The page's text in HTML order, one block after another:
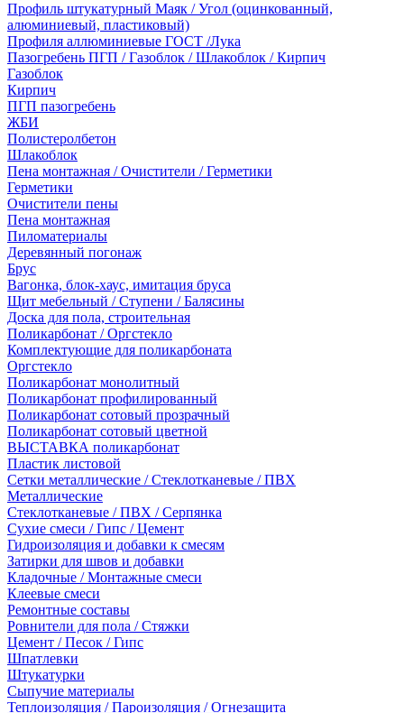
Профиль штукатурный Маяк / Угол (оцинкованный,
алюминиевый, пластиковый)
Профиля аллюминиевые ГОСТ /Лука
Пазогребень ПГП / Газоблок / Шлакоблок / Кирпич
Газоблок
Кирпич
ПГП пазогребень
ЖБИ
Полистеролбетон
Шлакоблок
Пена монтажная / Очистители / Герметики
Герметики
Очистители пены
Пена монтажная
Пиломатериалы
Деревянный погонаж
Брус
Вагонка, блок-хаус, имитация бруса
Щит мебельный / Ступени / Балясины
Доска для пола, строительная
Поликарбонат / Оргстекло
Комплектующие для поликарбоната
Оргстекло
Поликарбонат монолитный
Поликарбонат профилированный
Поликарбонат сотовый прозрачный
Поликарбонат сотовый цветной
ВЫСТАВКА поликарбонат
Пластик листовой
Сетки металлические / Стеклотканевые / ПВХ
Металлические
Стеклотканевые / ПВХ / Серпянка
Сухие смеси / Гипс / Цемент
Гидроизоляция и добавки к смесям
Затирки для швов и добавки
Кладочные / Монтажные смеси
Клеевые смеси
Ремонтные составы
Ровнители для пола / Стяжки
Цемент / Песок / Гипс
Шпатлевки
Штукатурки
Сыпучие материалы
Теплоизоляция / Пароизоляция / Огнезащита